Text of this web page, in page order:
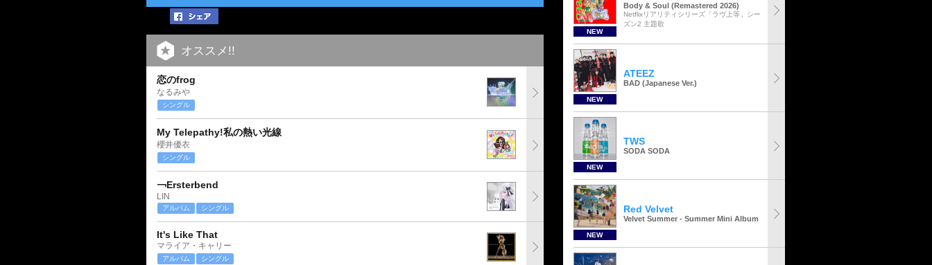
オススメ!!
恋のfrog
なるみや
シングル
My Telepathy!私の熱い光線
櫻井優衣
シングル
￢Ersterbend
LIN
アルバム シングル
It's Like That
マライア・キャリー
アルバム シングル
NEW
Body & Soul (Remastered 2026)
Netflixリアリティシリーズ「ラヴ上等」シー
ズン2 主題歌
NEW
ATEEZ
BAD (Japanese Ver.)
NEW
TWS
SODA SODA
NEW
Red Velvet
Velvet Summer - Summer Mini Album